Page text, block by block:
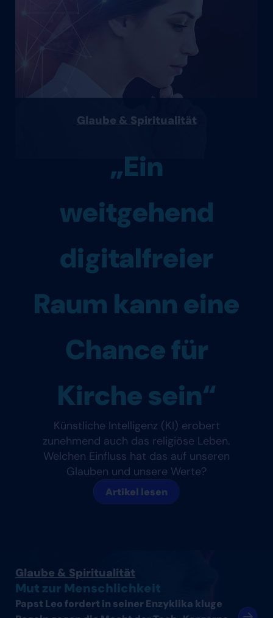
Glaube & Spiritualität
„Ein
weitgehend
digitalfreier
Raum kann eine
Chance für
Kirche sein“
Künstliche Intelligenz (KI) erobert
zunehmend auch das religiöse Leben.
Welchen Einfluss hat das auf unseren
Glauben und unsere Werte?
Artikel lesen
Glaube & Spiritualität
Mut zur Menschlichkeit
Papst Leo fordert in seiner Enzyklika kluge